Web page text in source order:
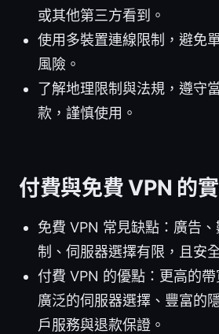
或其他第三方看到。
使用多裝置連線限制，避免
風險。
了解地理限制與法規，遵守
款，謹慎使用。
付費與免費 VPN 的
免費 VPN 常見缺點：廣告
制、伺服器選擇有限，且安
付費 VPN 的優點：更高的帶
廣泛的伺服器選擇、豐富的
戶服務與退款保證。